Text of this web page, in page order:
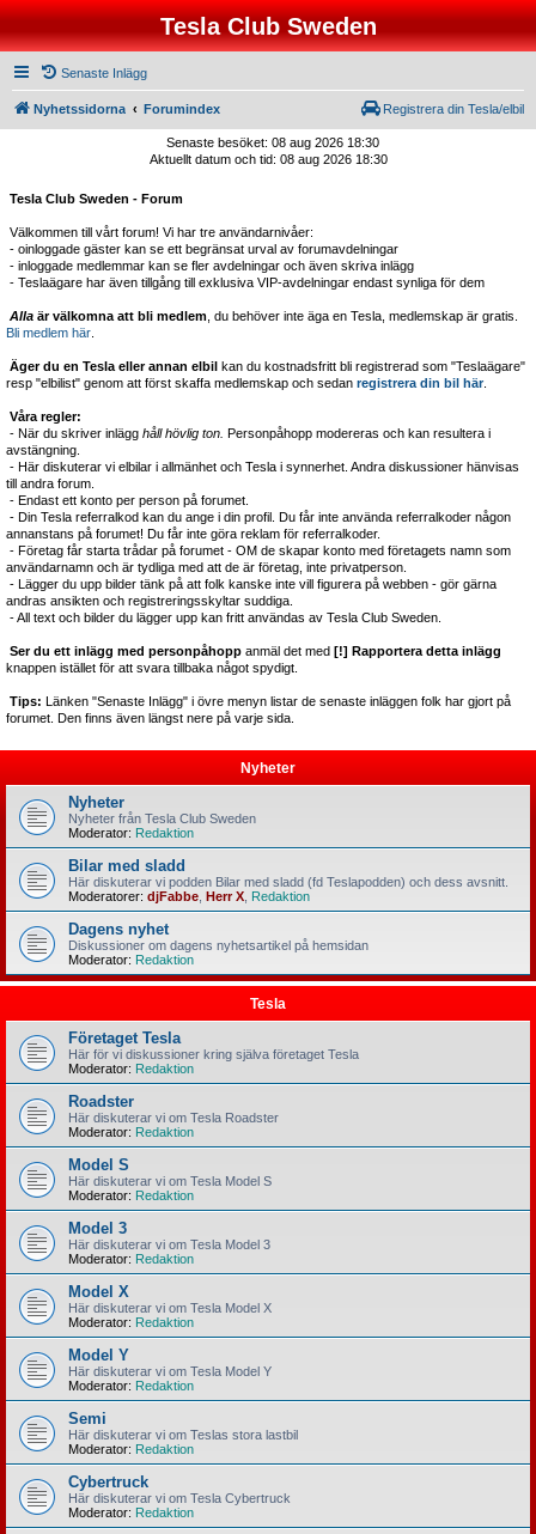
Tesla Club Sweden
Senaste Inlägg
Nyhetssidorna Forumindex Registrera din Tesla/elbil
Senaste besöket: 08 aug 2026 18:30
Aktuellt datum och tid: 08 aug 2026 18:30
Tesla Club Sweden - Forum
Välkommen till vårt forum! Vi har tre användarnivåer:
- oinloggade gäster kan se ett begränsat urval av forumavdelningar
- inloggade medlemmar kan se fler avdelningar och även skriva inlägg
- Teslaägare har även tillgång till exklusiva VIP-avdelningar endast synliga för dem
Alla är välkomna att bli medlem , du behöver inte äga en Tesla, medlemskap är gratis.
Bli medlem här
Äger du en Tesla eller annan elbil kan du kostnadsfritt bli registrerad som "Teslaägare"
resp "elbilist" genom att först skaffa medlemskap och sedan registrera din bil här.
Våra regler:
- När du skriver inlägg håll hövlig ton. Personpåhopp modereras och kan resultera i
avstängning.
- Här diskuterar vi elbilar i allmänhet och Tesla i synnerhet. Andra diskussioner hänvisas
till andra forum.
- Endast ett konto per person på forumet.
- Din Tesla referralkod kan du ange i din profil. Du får inte använda referralkoder någon
annanstans på forumet! Du får inte göra reklam för referralkoder.
- Företag får starta trådar på forumet - OM de skapar konto med företagets namn som
användarnamn och är tydliga med att de är företag, inte privatperson.
- Lägger du upp bilder tänk på att folk kanske inte vill figurera på webben - gör gärna
andras ansikten och registreringsskyltar suddiga.
- All text och bilder du lägger upp kan fritt användas av Tesla Club Sweden.
Ser du ett inlägg med personpåhopp anmäl det med [!] Rapportera detta inlägg
knappen istället för att svara tillbaka något spydigt.
Tips: Länken "Senaste Inlägg" i övre menyn listar de senaste inläggen folk har gjort på
forumet. Den finns även längst nere på varje sida.
Nyheter
Nyheter
Nyheter från Tesla Club Sweden
Moderator: Redaktion
Bilar med sladd
Här diskuterar vi podden Bilar med sladd (fd Teslapodden) och dess avsnitt.
Moderatorer: djFabbe Herr X Redaktion
Dagens nyhet
Diskussioner om dagens nyhetsartikel på hemsidan
Moderator: Redaktion
Tesla
Företaget Tesla
Här för vi diskussioner kring själva företaget Tesla
Moderator: Redaktion
Roadster
Här diskuterar vi om Tesla Roadster
Moderator: Redaktion
Model S
Här diskuterar vi om Tesla Model S
Moderator: Redaktion
Model 3
Här diskuterar vi om Tesla Model 3
Moderator: Redaktion
Model X
Här diskuterar vi om Tesla Model X
Moderator: Redaktion
Model Y
Här diskuterar vi om Tesla Model Y
Moderator: Redaktion
Semi
Här diskuterar vi om Teslas stora lastbil
Moderator: Redaktion
Cybertruck
Här diskuterar vi om Tesla Cybertruck
Moderator: Redaktion